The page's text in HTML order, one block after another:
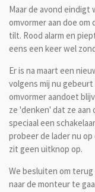
Maar de avond eindigt
omvormer aan doe
tilt. Rood alarm en
eens een keer wel
Er is na maart een
volgens mij nu
omvormer aandoet
ze 'denken' dat ze
speciaal een
probeer de lader nu
zit geen uitknop op.
We besluiten om
naar de monteur te